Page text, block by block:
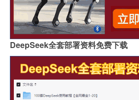
DeepSeek全套部署资料免费下载